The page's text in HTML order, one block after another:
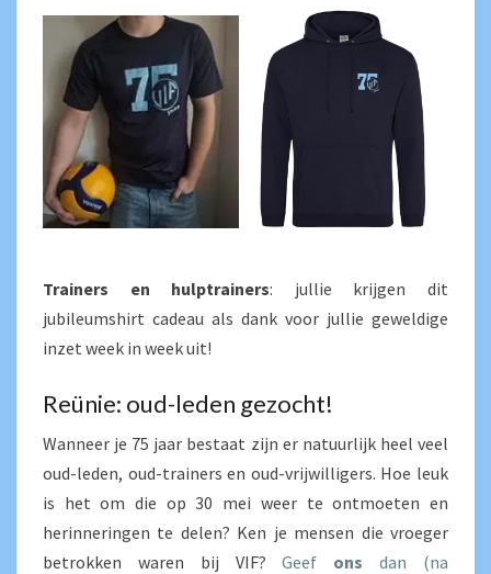
Trainers en hulptrainers: jullie krijgen dit
jubileumshirt cadeau als dank voor jullie geweldige
inzet week in week uit!
Reünie: oud-leden gezocht!
Wanneer je 75 jaar bestaat zijn er natuurlijk heel veel
oud-leden, oud-trainers en oud-vrijwilligers. Hoe leuk
is het om die op 30 mei weer te ontmoeten en
herinneringen te delen? Ken je mensen die vroeger
betrokken waren bij VIF?Geef ons dan (na